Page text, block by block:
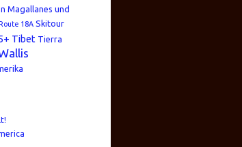
Magallanes und
18A Skitour
Tibet Tierra